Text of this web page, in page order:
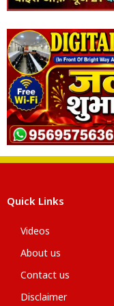
Quick Links
Videos
About us
Contact us
Disclaimer